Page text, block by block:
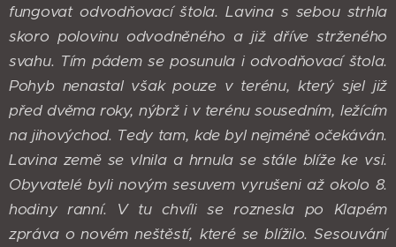
fungovat odvodňovací štola. Lavina s sebou strhla
skoro polovinu odvodněného a již dříve strženého
svahu. Tím pádem se posunula i odvodňovací štola.
Pohyb nenastal však pouze v terénu, který sjel již
před dvěma roky, nýbrž i v terénu sousedním, ležícím
na jihovýchod. Tedy tam, kde byl nejméně očekáván.
Lavina země se vlnila a hrnula se stále blíže ke vsi.
Obyvatelé byli novým sesuvem vyrušeni až okolo 8.
hodiny ranní. V tu chvíli se roznesla po Klapém
zpráva o novém neštěstí, které se blížilo. Sesouvání